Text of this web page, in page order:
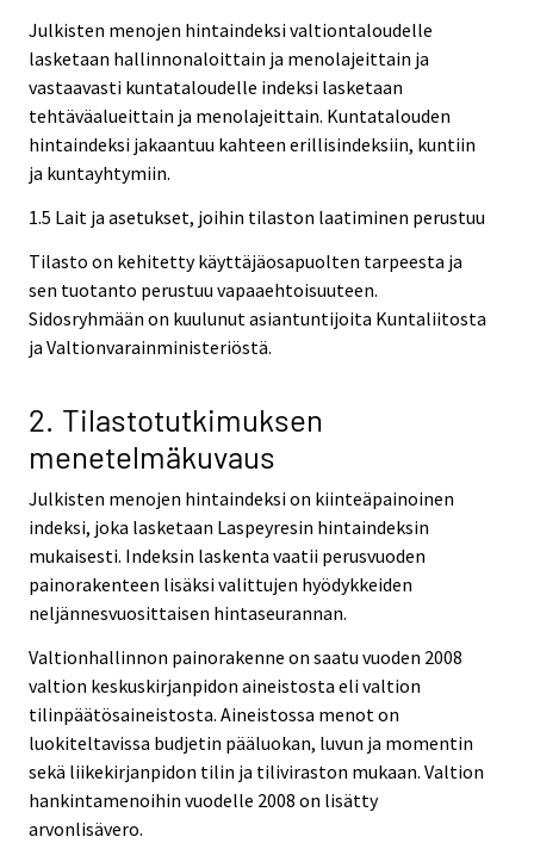
Julkisten menojen hintaindeksi valtiontaloudelle
lasketaan hallinnonaloittain ja menolajeittain ja
vastaavasti kuntataloudelle indeksi lasketaan
tehtäväalueittain ja menolajeittain. Kuntatalouden
hintaindeksi jakaantuu kahteen erillisindeksiin, kuntiin
ja kuntayhtymiin.
1.5 Lait ja asetukset, joihin tilaston laatiminen perustuu
Tilasto on kehitetty käyttäjäosapuolten tarpeesta ja
sen tuotanto perustuu vapaaehtoisuuteen.
Sidosryhmään on kuulunut asiantuntijoita Kuntaliitosta
ja Valtionvarainministeriöstä.
2. Tilastotutkimuksen
menetelmäkuvaus
Julkisten menojen hintaindeksi on kiinteäpainoinen
indeksi, joka lasketaan Laspeyresin hintaindeksin
mukaisesti. Indeksin laskenta vaatii perusvuoden
painorakenteen lisäksi valittujen hyödykkeiden
neljännesvuosittaisen hintaseurannan.
Valtionhallinnon painorakenne on saatu vuoden 2008
valtion keskuskirjanpidon aineistosta eli valtion
tilinpäätösaineistosta. Aineistossa menot on
luokiteltavissa budjetin pääluokan, luvun ja momentin
sekä liikekirjanpidon tilin ja tiliviraston mukaan. Valtion
hankintamenoihin vuodelle 2008 on lisätty
arvonlisävero.